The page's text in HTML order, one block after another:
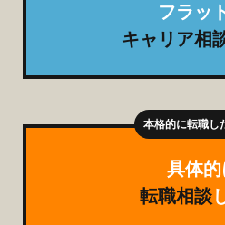
フラッ
キャリア相
具体的
転職相談